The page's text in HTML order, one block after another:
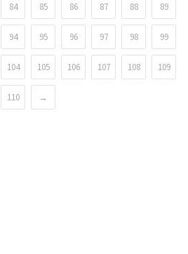
84 85 86 87 88 89
94 95 96 97 98 99
104 105 106 107 108 109
110 →